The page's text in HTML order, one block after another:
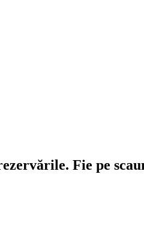
Fie pe